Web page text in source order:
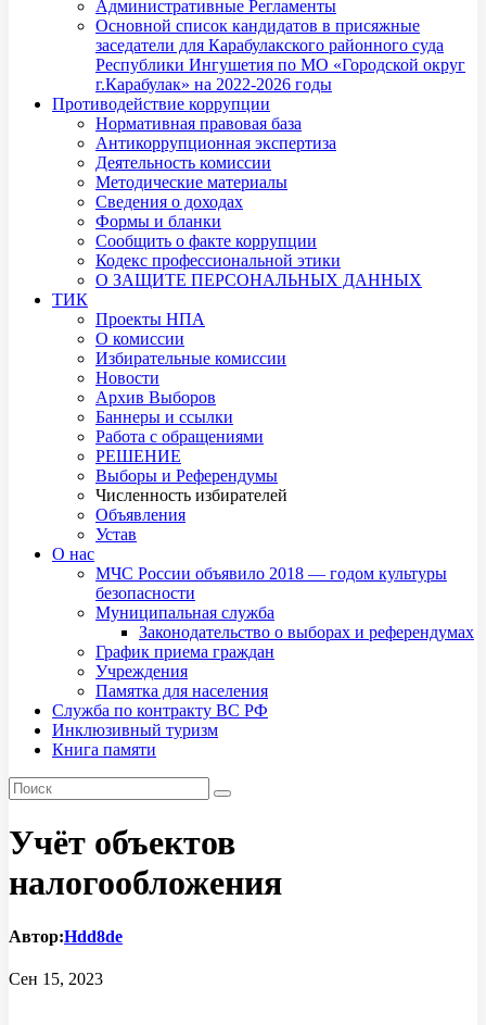
Административные Регламенты
Основной список кандидатов в присяжные
заседатели для Карабулакского районного суда
Республики Ингушетия по МО «Городской округ
г.Карабулак» на 2022-2026 годы
Противодействие коррупции
Нормативная правовая база
Антикоррупционная экспертиза
Деятельность комиссии
Методические материалы
Сведения о доходах
Формы и бланки
Сообщить о факте коррупции
Кодекс профессиональной этики
О ЗАЩИТЕ ПЕРСОНАЛЬНЫХ ДАННЫХ
ТИК
Проекты НПА
О комиссии
Избирательные комиссии
Новости
Архив Выборов
Баннеры и ссылки
Работа с обращениями
РЕШЕНИЕ
Выборы и Референдумы
Численность избирателей
Объявления
Устав
О нас
МЧС России объявило 2018 — годом культуры
безопасности
Муниципальная служба
Законодательство о выборах и референдумах
График приема граждан
Учреждения
Памятка для населения
Служба по контракту ВС РФ
Инклюзивный туризм
Книга памяти
Учёт объектов
налогообложения
Автор:Hdd8de
Сен 15, 2023